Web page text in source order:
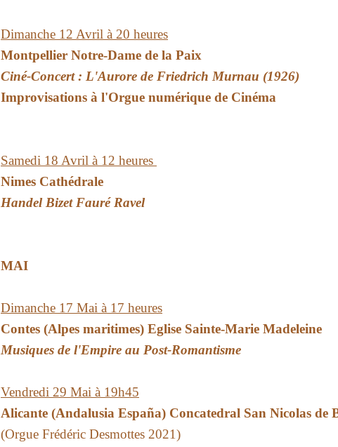
Dimanche 12 Avril à 20 heures
Montpellier Notre-Dame de la Paix
Ciné-Concert : L'Aurore de Friedrich Murnau (1926)
Improvisations à l'Orgue numérique de Cinéma
Samedi 18 Avril à 12 heures
Nimes Cathédrale
Handel Bizet Fauré Ravel
MAI
Dimanche 17 Mai à 17 heures
Contes (Alpes maritimes) Eglise Sainte-Marie Madeleine
Musiques de l'Empire au Post-Romantisme
Vendredi 29 Mai à 19h45
Alicante (Andalusia España) Concatedral San Nicolas de
(Orgue Frédéric Desmottes 2021)